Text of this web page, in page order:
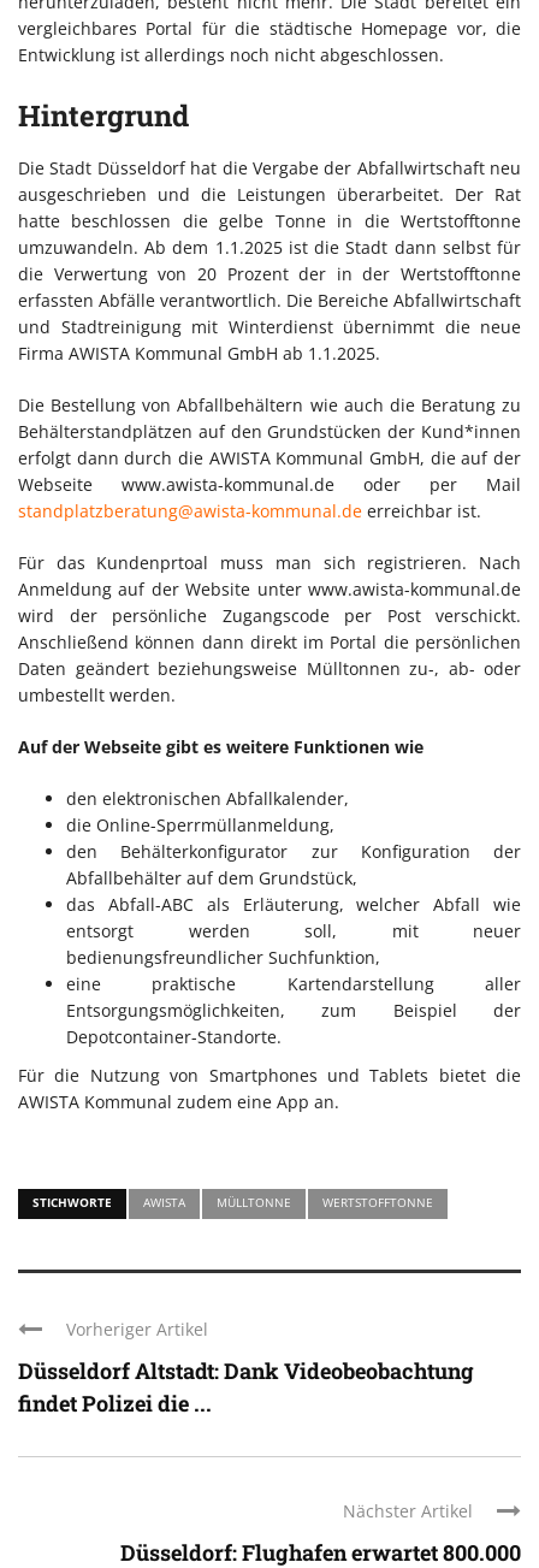
vergleichbares Portal für die städtische Homepage vor, die
Entwicklung ist allerdings noch nicht abgeschlossen.
Hintergrund
Die Stadt Düsseldorf hat die Vergabe der Abfallwirtschaft neu
ausgeschrieben und die Leistungen überarbeitet. Der Rat
hatte beschlossen die gelbe Tonne in die Wertstofftonne
umzuwandeln. Ab dem 1.1.2025 ist die Stadt dann selbst für
die Verwertung von 20 Prozent der in der Wertstofftonne
erfassten Abfälle verantwortlich. Die Bereiche Abfallwirtschaft
und Stadtreinigung mit Winterdienst übernimmt die neue
Firma AWISTA Kommunal GmbH ab 1.1.2025.
Die Bestellung von Abfallbehältern wie auch die Beratung zu
Behälterstandplätzen auf den Grundstücken der Kund*innen
erfolgt dann durch die AWISTA Kommunal GmbH, die auf der
Webseite www.awista-kommunal.de oder per Mail
standplatzberatung@awista-kommunal.de erreichbar ist.
Für das Kundenprtoal muss man sich registrieren. Nach
Anmeldung auf der Website unter www.awista-kommunal.de
wird der persönliche Zugangscode per Post verschickt.
Anschließend können dann direkt im Portal die persönlichen
Daten geändert beziehungsweise Mülltonnen zu-, ab- oder
umbestellt werden.
Auf der Webseite gibt es weitere Funktionen wie
den elektronischen Abfallkalender,
die Online-Sperrmüllanmeldung,
den Behälterkonfigurator zur Konfiguration der
Abfallbehälter auf dem Grundstück,
das Abfall-ABC als Erläuterung, welcher Abfall wie
entsorgt werden soll, mit neuer
bedienungsfreundlicher Suchfunktion,
eine praktische Kartendarstellung aller
Entsorgungsmöglichkeiten, zum Beispiel der
Depotcontainer-Standorte.
Für die Nutzung von Smartphones und Tablets bietet die
AWISTA Kommunal zudem eine App an.
STICHWORTE AWISTA MÜLLTONNE WERTSTOFFTONNE
Vorheriger Artikel
Düsseldorf Altstadt: Dank Videobeobachtung
findet Polizei die ...
Nächster Artikel
Düsseldorf: Flughafen erwartet 800.000